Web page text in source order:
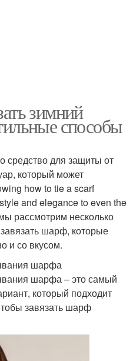
зимний
способы
средство для защиты от
который может
how to tie a scarf
and elegance to even the
рассмотрим несколько
шарф, которые
и со вкусом.
шарфа
шарфа – это самый
который подходит
завязать шарф